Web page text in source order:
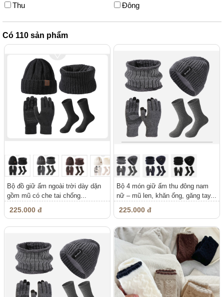
Thu
Đông
Có 110 sản phẩm
Bộ đồ giữ ấm ngoài trời dày dặn
gồm mũ có che tai chống...
225.000 đ
Bộ 4 món giữ ấm thu đông nam
nữ – mũ len, khăn ống, găng tay...
225.000 đ